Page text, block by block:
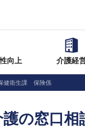
向上 介護経
健衛生課 保険係
護の窓口相